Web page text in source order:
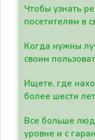
Чтобы узнать
посетителям в
Когда нужны
своим
Ищете, где
более шести
Все больше
уровне и с